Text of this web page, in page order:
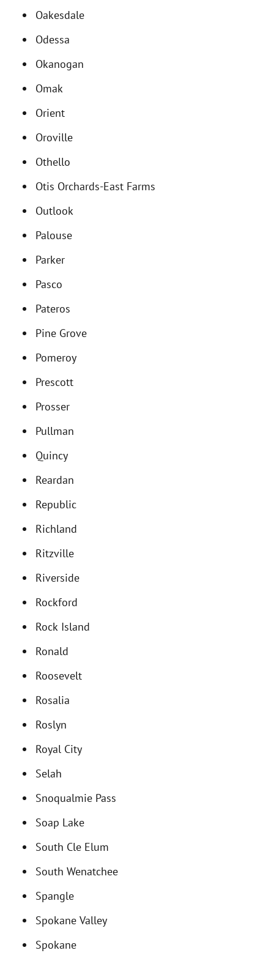
Oakesdale
Odessa
Okanogan
Omak
Orient
Oroville
Othello
Otis Orchards-East Farms
Outlook
Palouse
Parker
Pasco
Pateros
Pine Grove
Pomeroy
Prescott
Prosser
Pullman
Quincy
Reardan
Republic
Richland
Ritzville
Riverside
Rockford
Rock Island
Ronald
Roosevelt
Rosalia
Roslyn
Royal City
Selah
Snoqualmie Pass
Soap Lake
South Cle Elum
South Wenatchee
Spangle
Spokane Valley
Spokane